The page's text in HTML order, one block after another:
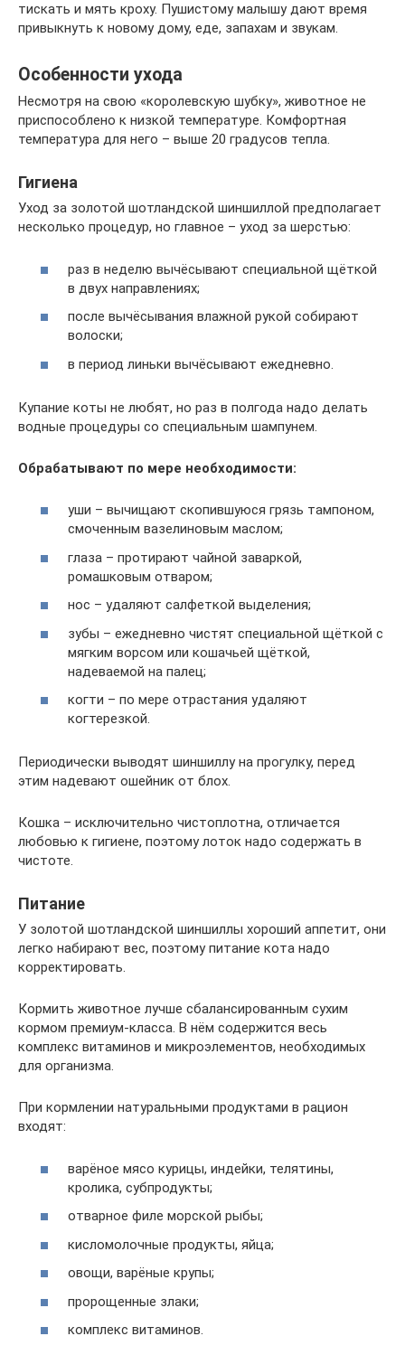
тискать и мять кроху. Пушистому малышу дают время
привыкнуть к новому дому, еде, запахам и звукам.
Особенности ухода
Несмотря на свою «королевскую шубку», животное не
приспособлено к низкой температуре. Комфортная
температура для него – выше 20 градусов тепла.
Гигиена
Уход за золотой шотландской шиншиллой предполагает
несколько процедур, но главное – уход за шерстью:
раз в неделю вычёсывают специальной щёткой
в двух направлениях;
после вычёсывания влажной рукой собирают
волоски;
в период линьки вычёсывают ежедневно.
Купание коты не любят, но раз в полгода надо делать
водные процедуры со специальным шампунем.
Обрабатывают по мере необходимости:
уши – вычищают скопившуюся грязь тампоном,
смоченным вазелиновым маслом;
глаза – протирают чайной заваркой,
ромашковым отваром;
нос – удаляют салфеткой выделения;
зубы – ежедневно чистят специальной щёткой с
мягким ворсом или кошачьей щёткой,
надеваемой на палец;
когти – по мере отрастания удаляют
когтерезкой.
Периодически выводят шиншиллу на прогулку, перед
этим надевают ошейник от блох.
Кошка – исключительно чистоплотна, отличается
любовью к гигиене, поэтому лоток надо содержать в
чистоте.
Питание
У золотой шотландской шиншиллы хороший аппетит, они
легко набирают вес, поэтому питание кота надо
корректировать.
Кормить животное лучше сбалансированным сухим
кормом премиум-класса. В нём содержится весь
комплекс витаминов и микроэлементов, необходимых
для организма.
При кормлении натуральными продуктами в рацион
входят:
варёное мясо курицы, индейки, телятины,
кролика, субпродукты;
отварное филе морской рыбы;
кисломолочные продукты, яйца;
овощи, варёные крупы;
пророщенные злаки;
комплекс витаминов.